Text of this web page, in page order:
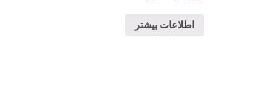
اطلاعات بیشتر